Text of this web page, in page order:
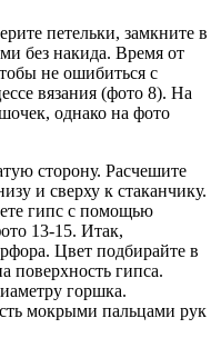
петельки, замкните в
без накида. Время от
не ошибиться с
вязания (фото 8). На
однако на фото
сторону. Расчешите
и сверху к стаканчику.
гипс с помощью
13-15. Итак,
Цвет подбирайте в
поверхность гипса.
горшка.
мокрыми пальцами рук